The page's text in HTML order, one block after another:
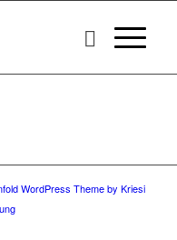
WordPress Theme by Kriesi